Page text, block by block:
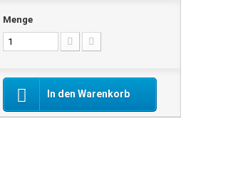
Menge
In den Warenkorb